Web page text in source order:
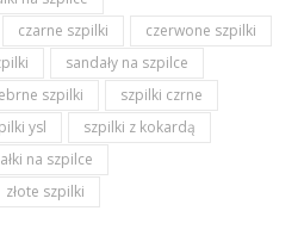
czarne szpilki
czerwone szpilki
sandały na szpilce
szpilki
szpilki czrne
ysl
szpilki z kokardą
na szpilce
złote szpilki